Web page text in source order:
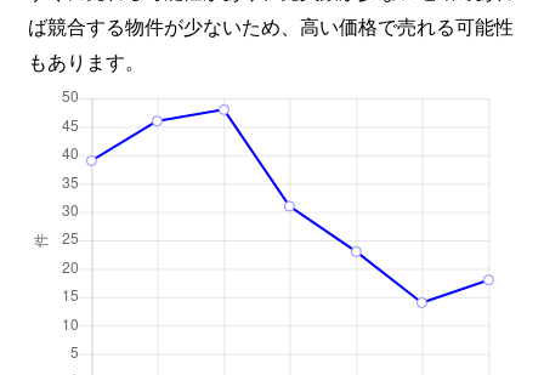
ば競合する物件が少ないため、高い価格で売れる可能性
もあります。